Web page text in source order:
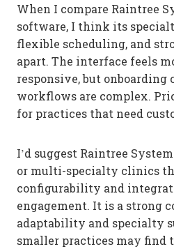
When I compare Raintree
software, I think its
flexible scheduling, and
apart. The interface feels
responsive, but
workflows are complex.
for practices that need
I’d suggest Raintree
or multi-specialty clinics
configurability and
engagement. It is a strong
adaptability and specialty
smaller practices may find